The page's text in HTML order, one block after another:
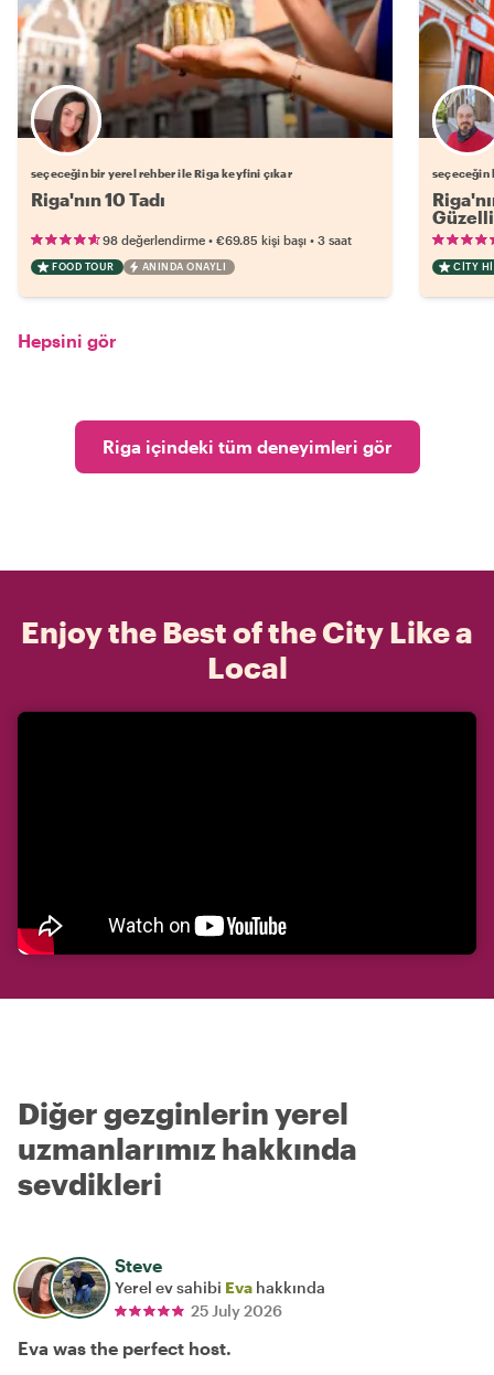
Favori yerel rehberini seç
seçeceğin bir yerel rehber ile Riga keyfini çıkar
Riga'nın 10 Tadı
98 değerlendirme • €69.85 kişi başı • 3 saat
FOOD TOUR ANINDA ONAYLI
seçeceğin
CITY
Hepsini gör
Riga içindeki tüm deneyimleri gör
Enjoy the Best of the City Like a
Local
Diğer gezginlerin yerel
uzmanlarımız hakkında
sevdikleri
Steve
Yerel ev sahibi Eva hakkında
25 July 2026
Eva was the perfect host.